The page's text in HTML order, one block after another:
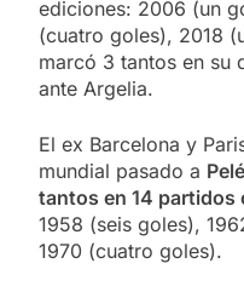
ediciones: 2006 (un
(cuatro goles), 2018
marcó 3 tantos en su
ante Argelia.
El ex Barcelona y
mundial pasado a
tantos en 14 partidos
1958 (seis goles),
1970 (cuatro goles).